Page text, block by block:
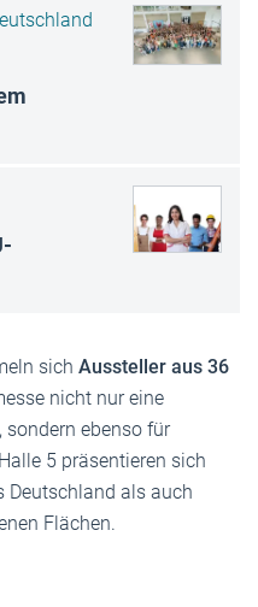
sich Aussteller aus 36
nicht nur eine
, sondern ebenso für
5 präsentieren sich
Deutschland als auch
Flächen.